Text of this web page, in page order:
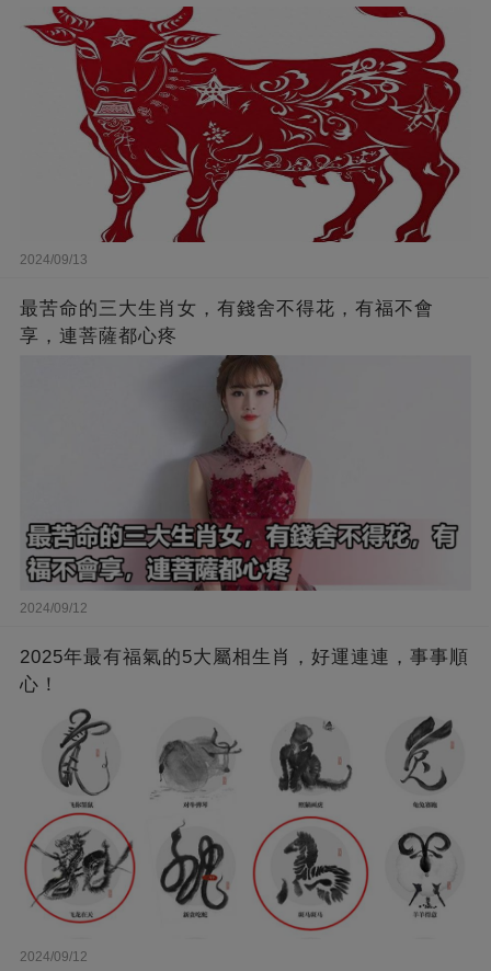
2024/09/13
最苦命的三大生肖女，有錢舍不得花，有福不會
享，連菩薩都心疼
2024/09/12
2025年最有福氣的5大屬相生肖，好運連連，事事順
心！
2024/09/12